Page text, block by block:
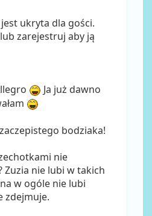
ukryta dla gości.
zarejestruj aby ją
Ja już dawno
bodziaka!
nie
Zuzia nie lubi w takich
w ogóle nie lubi
zdejmuje.